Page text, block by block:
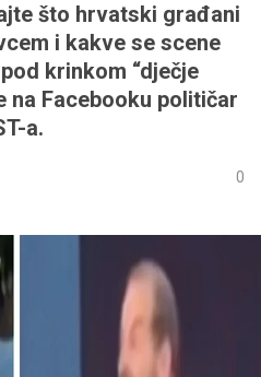
što hrvatski građani
i kakve se scene
krinkom “dječje
na Facebooku političar
a.
0